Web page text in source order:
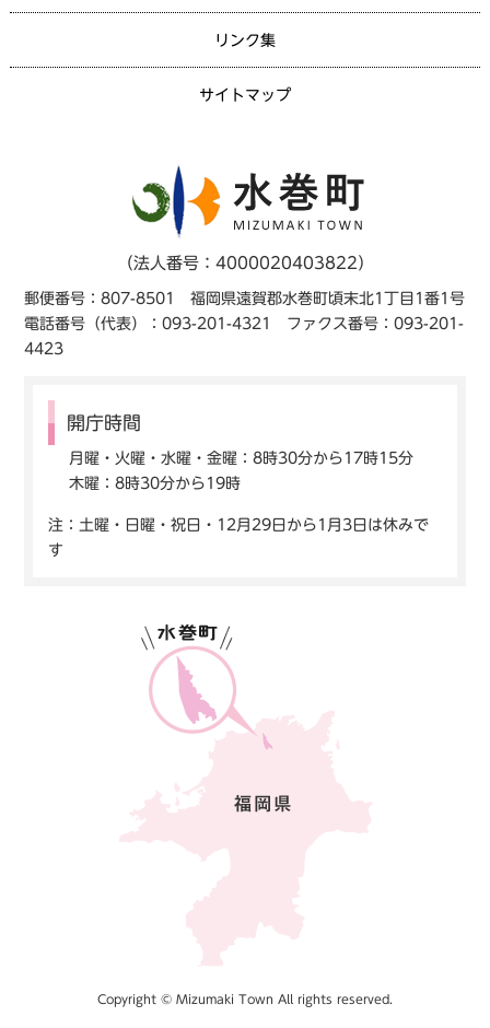
リンク集
サイトマップ
（法人番号：4000020403822）
郵便番号：807-8501 福岡県遠賀郡水巻町頃末北1丁目1番1号
電話番号（代表）：093-201-4321 ファクス番号：093-201-
4423
開庁時間
月曜・火曜・水曜・金曜：8時30分から17時15分
木曜：8時30分から19時
注：土曜・日曜・祝日・12月29日から1月3日は休みで
す
Copyright © Mizumaki Town All rights reserved.